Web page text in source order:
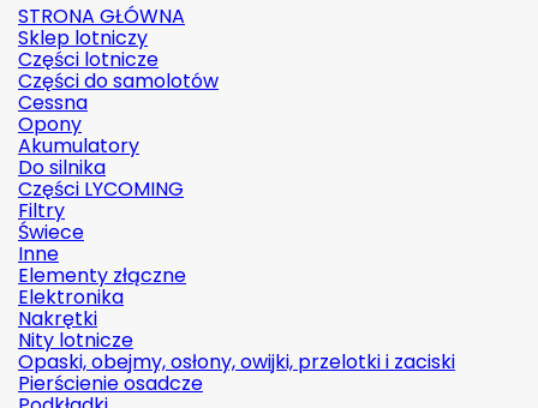
STRONA GŁÓWNA
Sklep lotniczy
Części lotnicze
Części do samolotów
Cessna
Opony
Akumulatory
Do silnika
Części LYCOMING
Filtry
Świece
Inne
Elementy złączne
Elektronika
Nakrętki
Nity lotnicze
Opaski, obejmy, osłony, owijki, przelotki i zaciski
Pierścienie osadcze